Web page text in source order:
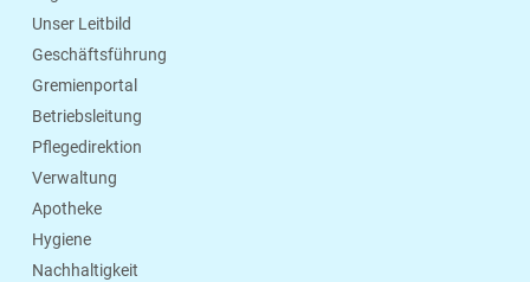
Unser Leitbild
Geschäftsführung
Gremienportal
Betriebsleitung
Pflegedirektion
Verwaltung
Apotheke
Hygiene
Nachhaltigkeit